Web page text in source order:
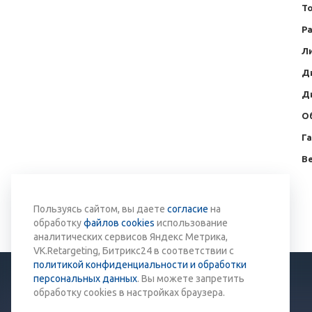
Вернуться к списку
Пользуясь сайтом, вы даете согласие на
обработкуфайлов cookies использование
аналитических сервисов Яндекс Метрика,
VK.Retargeting, Битрикс24 в соответствии с
политикой конфиденциальности и обработки
персональных данных. Вы можете запретить
обработку cookies в настройках браузера.